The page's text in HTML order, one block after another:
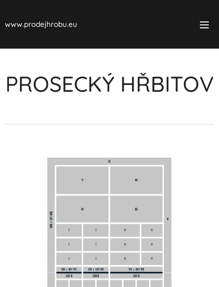
www.prodejhrobu.eu
PROSECKÝ HŘBITOV